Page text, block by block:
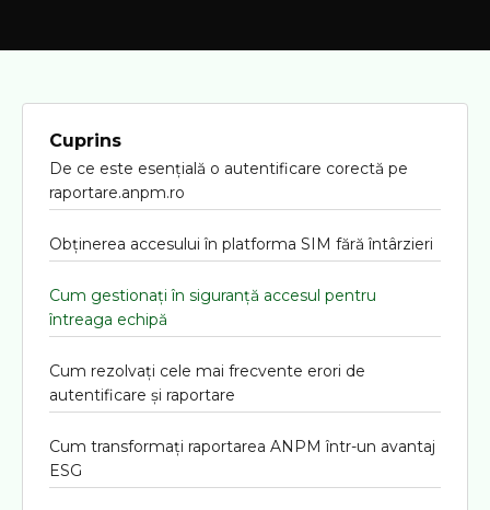
Cuprins
De ce este esențială o autentificare corectă pe
raportare.anpm.ro
Obținerea accesului în platforma SIM fără întârzieri
Cum gestionați în siguranță accesul pentru
întreaga echipă
Cum rezolvați cele mai frecvente erori de
autentificare și raportare
Cum transformați raportarea ANPM într-un avantaj
ESG